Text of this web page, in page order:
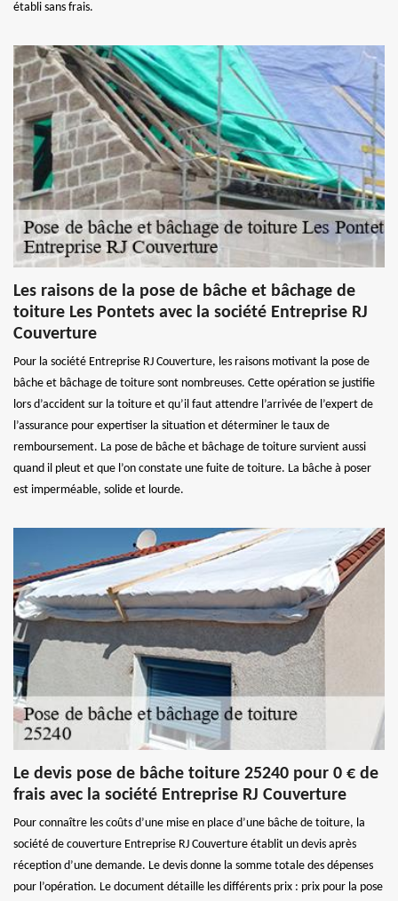
établi sans frais.
Les raisons de la pose de bâche et bâchage de
toiture Les Pontets avec la société Entreprise RJ
Couverture
Pour la société Entreprise RJ Couverture, les raisons motivant la pose de
bâche et bâchage de toiture sont nombreuses. Cette opération se justifie
lors d’accident sur la toiture et qu’il faut attendre l’arrivée de l’expert de
l’assurance pour expertiser la situation et déterminer le taux de
remboursement. La pose de bâche et bâchage de toiture survient aussi
quand il pleut et que l’on constate une fuite de toiture. La bâche à poser
est imperméable, solide et lourde.
Le devis pose de bâche toiture 25240 pour 0 € de
frais avec la société Entreprise RJ Couverture
Pour connaître les coûts d’une mise en place d’une bâche de toiture, la
société de couverture Entreprise RJ Couverture établit un devis après
réception d’une demande. Le devis donne la somme totale des dépenses
pour l’opération. Le document détaille les différents prix : prix pour la pose